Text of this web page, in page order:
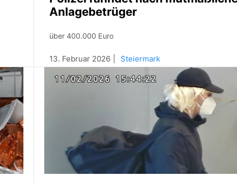
Anlagebetrüger
über 400.000 Euro
13. Februar 2026 Steiermark